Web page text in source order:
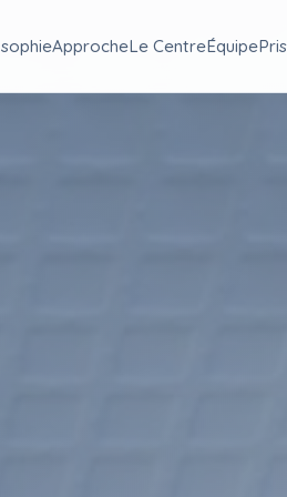
ApprocheLe CentreÉquipe